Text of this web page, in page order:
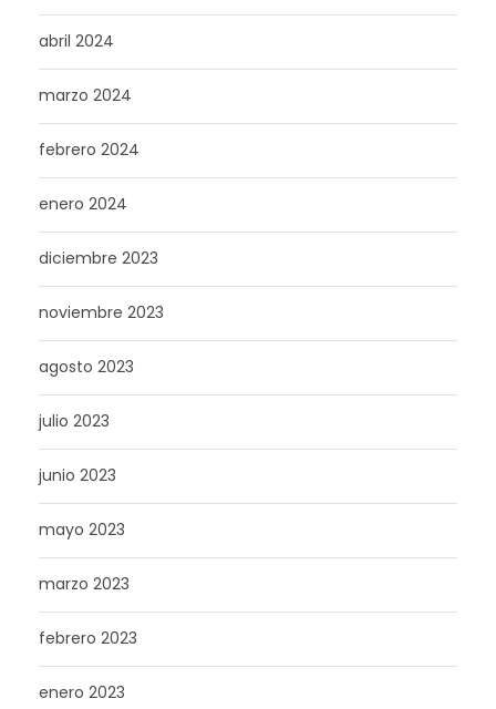
abril 2024
marzo 2024
febrero 2024
enero 2024
diciembre 2023
noviembre 2023
agosto 2023
julio 2023
junio 2023
mayo 2023
marzo 2023
febrero 2023
enero 2023